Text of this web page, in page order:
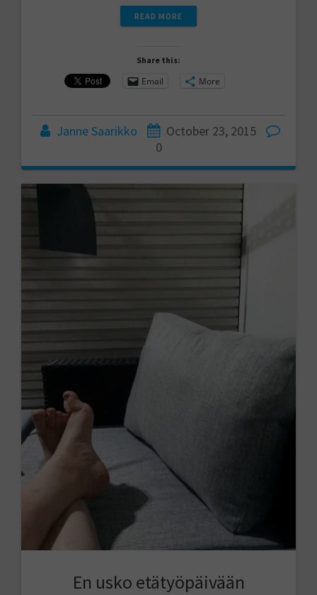
READ MORE
Share this:
Email More
Janne Saarikko
October 23, 2015
0
En usko etätyöpäivään